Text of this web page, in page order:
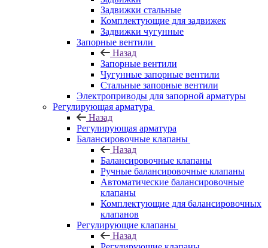
Задвижки стальные
Комплектующие для задвижек
Задвижки чугунные
Запорные вентили
Назад
Запорные вентили
Чугунные запорные вентили
Стальные запорные вентили
Электроприводы для запорной арматуры
Регулирующая арматура
Назад
Регулирующая арматура
Балансировочные клапаны
Назад
Балансировочные клапаны
Ручные балансировочные клапаны
Автоматические балансировочные
клапаны
Комплектующие для балансировочных
клапанов
Регулирующие клапаны
Назад